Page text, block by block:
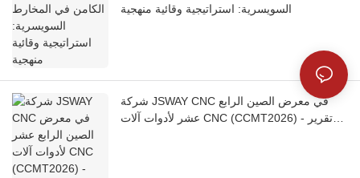
السويسرية: استراتيجية وقائية منهجية
شركة JSWAY CNC في معرض الصين الرابع
عشر لأدوات آلات CNC (CCMT2026) - تقرير